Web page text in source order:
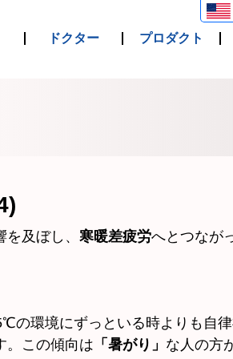
ドクター プロダクト
を及ぼし、寒暖差疲労へとつなが
の環境にずっといる時よりも自
。この傾向は 「暑がり」 な人の方